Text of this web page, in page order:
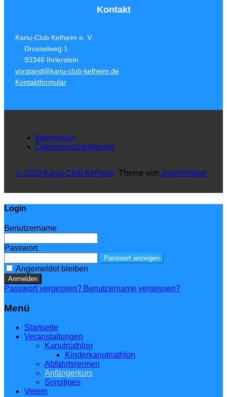
Kontakt
Kanu-Club Kelheim e. V.
Drosselweg 1
93346 Ihrlerstein
vorstand@kanu-club-kelheim.de
Kontaktformular
Impressum
Datenschutzerklärung
© 2026 Kanu-Club KelheimTheme von JoomShaper
Login
Benutzername
Passwort
Passwort anzeigen
Angemeldet bleiben
Anmelden
Passwort vergessen? Benutzername vergessen?
Menü
Startseite
Veranstaltungen
Kanutriathlon
Kinderkanutriathlon
Abfahrtsrennen
Anfängerkurs
Sonstiges
Verein